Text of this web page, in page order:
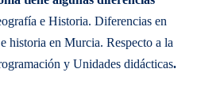
e Historia. Diferencias en
historia en Murcia. Respecto a la
y Unidades didácticas.